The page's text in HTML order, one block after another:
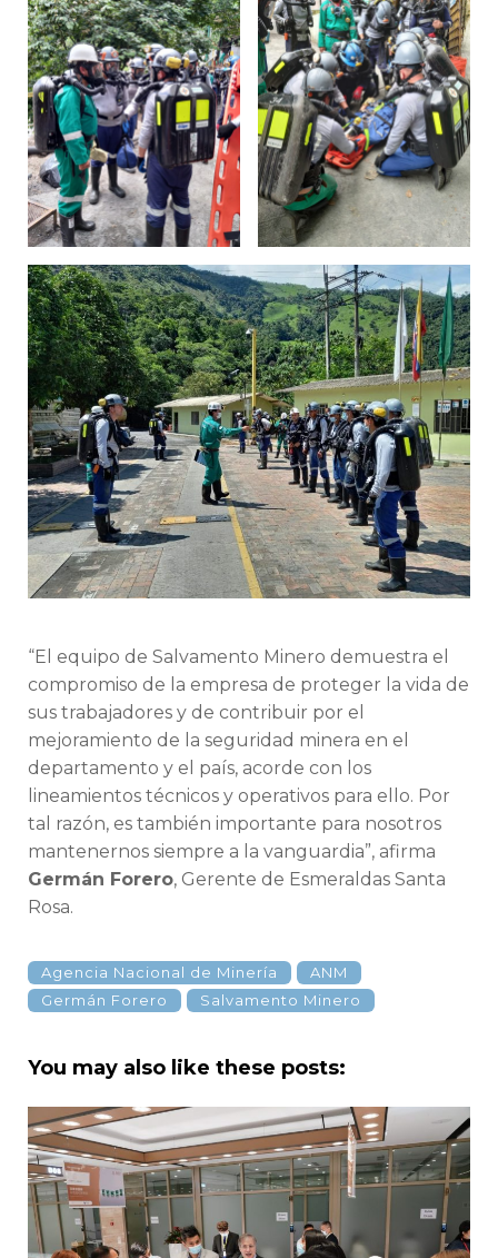
“El equipo de Salvamento Minero demuestra el
compromiso de la empresa de proteger la vida de
sus trabajadores y de contribuir por el
mejoramiento de la seguridad minera en el
departamento y el país, acorde con los
lineamientos técnicos y operativos para ello. Por
tal razón, es también importante para nosotros
mantenernos siempre a la vanguardia”, afirma
Germán Forero, Gerente de Esmeraldas Santa
Rosa.
Agencia Nacional de Minería
ANM
Germán Forero
Salvamento Minero
You may also like these posts: